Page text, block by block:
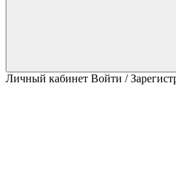
Личный кабинет Войти /